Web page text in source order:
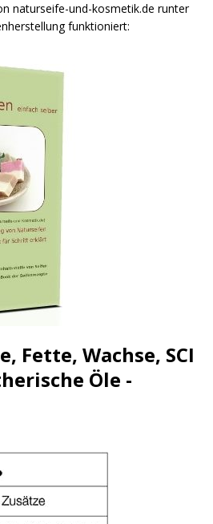
naturseife-und-kosmetik.de runter
funktioniert:
Fette, Wachse, SCI
Öle -